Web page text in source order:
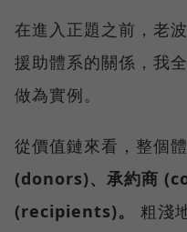
在進入正題之前，老
援助體系的關係，我
做為實例。
從價值鏈來看，整個
(donors)、承約商
(recipients)。
粗淺